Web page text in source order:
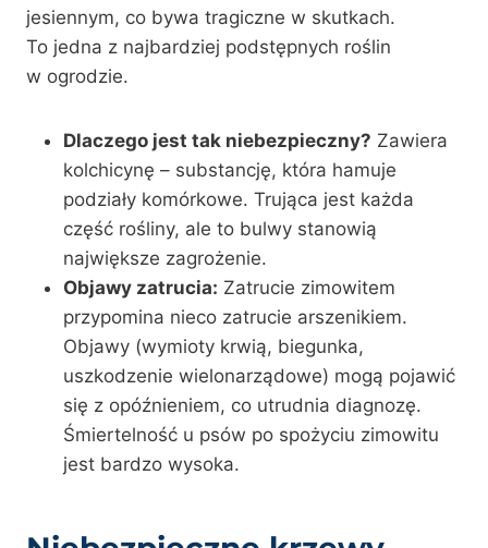
jesiennym, co bywa tragiczne w skutkach.
To jedna z najbardziej podstępnych roślin
w ogrodzie.
Dlaczego jest tak niebezpieczny? Zawiera
kolchicynę – substancję, która hamuje
podziały komórkowe. Trująca jest każda
część rośliny, ale to bulwy stanowią
największe zagrożenie.
Objawy zatrucia: Zatrucie zimowitem
przypomina nieco zatrucie arszenikiem.
Objawy (wymioty krwią, biegunka,
uszkodzenie wielonarządowe) mogą pojawić
się z opóźnieniem, co utrudnia diagnozę.
Śmiertelność u psów po spożyciu zimowitu
jest bardzo wysoka.